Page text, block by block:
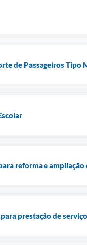
de Passageiros Tipo
reforma e ampliação
prestação de